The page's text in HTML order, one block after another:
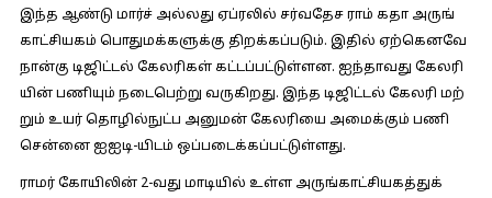
இந்த ஆண்டு மார்ச் அல்​லது ஏப்​ரலில் சர்​வ​தேச ராம் கதா அருங்​
காட்​சி​யகம் பொது​மக்​களுக்கு திறக்​கப்​படும். இதில் ஏற்​கெனவே
நான்கு டிஜிட்​டல் கேலரி​கள் கட்​டப்​பட்​டுள்​ளன. ஐந்​தாவது கேலரி​
யின் பணி​யும் நடை​பெற்று வரு​கிறது. இந்த டிஜிட்​டல் கேலரி மற்​
றும் உயர் தொழில்​நுட்ப அனு​மன் கேலரியை அமைக்​கும் பணி
சென்னை ஐஐடி-​யிடம் ஒப்​படைக்​கப்​பட்​டுள்​ளது.
ராமர் கோயி​லின் 2-வது மாடி​யில் உள்ள அருங்​காட்​சி​யகத்​துக்​